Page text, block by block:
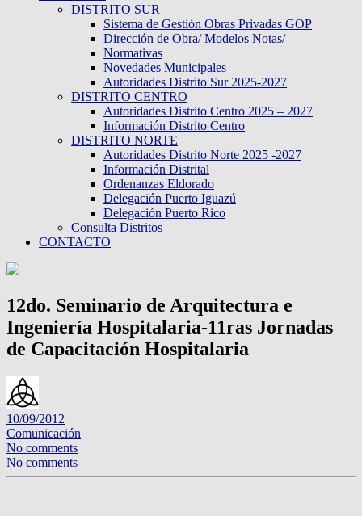
DISTRITO SUR
Sistema de Gestión Obras Privadas GOP
Dirección de Obra/ Modelos Notas/
Normativas
Novedades Municipales
Autoridades Distrito Sur 2025-2027
DISTRITO CENTRO
Autoridades Distrito Centro 2025 – 2027
Información Distrito Centro
DISTRITO NORTE
Autoridades Distrito Norte 2025 -2027
Información Distrital
Ordenanzas Eldorado
Delegación Puerto Iguazú
Delegación Puerto Rico
Consulta Distritos
CONTACTO
12do. Seminario de Arquitectura e
Ingeniería Hospitalaria-11ras Jornadas
de Capacitación Hospitalaria
10/09/2012
Comunicación
No comments
No comments